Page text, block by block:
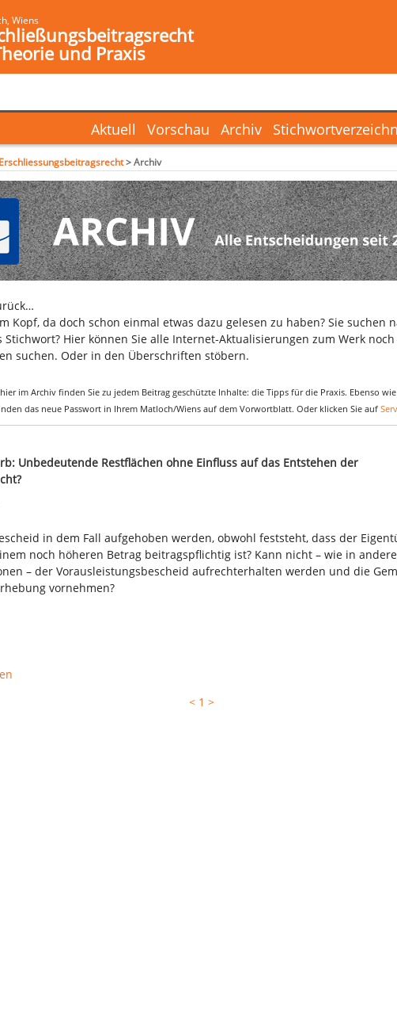
Wiens
und Praxis
Archiv
Vorschau
Aktuell
Erschliessungsbeitragsrecht>Archiv
Kopf, da doch schon einmal etwas dazu gelesen zu haben? Sie suchen
Stichwort? Hier können Sie alle Internet-Aktualisierungen zum Werk
suchen. Oder in den Überschriften stöbern.
im Archiv finden Sie zu jedem Beitrag geschützte Inhalte: die Tipps für die Praxis. Ebenso
das neue Passwort in Ihrem Matloch/Wiens auf dem Vorwortblatt. Oder klicken Sie auf
Unbedeutende Restflächen ohne Einfluss auf das Entstehen der
in dem Fall aufgehoben werden, obwohl feststeht, dass der
noch höheren Betrag beitragspflichtig ist? Kann nicht – wie in
– der Vorausleistungsbescheid aufrechterhalten werden und die
vornehmen?
< 1 >